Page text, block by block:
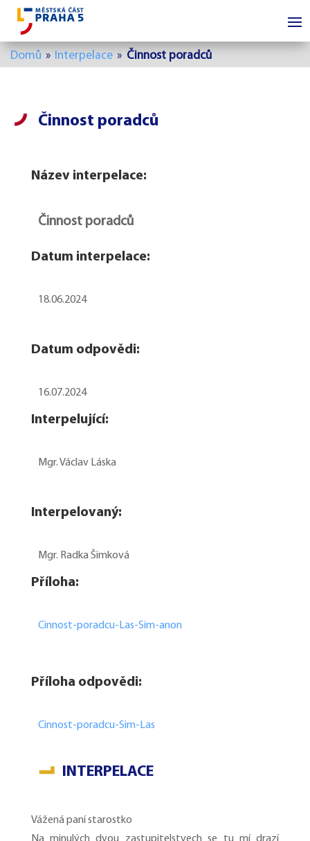
Domů » Interpelace » Činnost poradců
Činnost poradců
Název interpelace:
Činnost poradců
Datum interpelace:
18.06.2024
Datum odpovědi:
16.07.2024
Interpelující:
Mgr. Václav Láska
Interpelovaný:
Mgr. Radka Šimková
Příloha:
Cinnost-poradcu-Las-Sim-anon
Příloha odpovědi:
Cinnost-poradcu-Sim-Las
INTERPELACE
Vážená paní starostko